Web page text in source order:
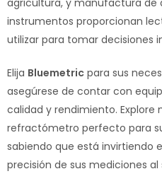
agricultura, y manufactura de
instrumentos proporcionan
utilizar para tomar decisiones
Elija Bluemetric para sus
asegúrese de contar con
calidad y rendimiento.
refractómetro perfecto para
sabiendo que está invirtiendo
precisión de sus mediciones al